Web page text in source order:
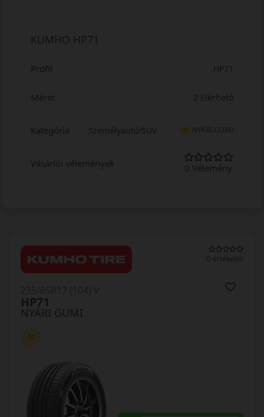
KUMHO HP71
Profil HP71
Méret 2 Elérhető
Kategória Személyautó/SUV NYÁRI GUMI
Vásárlói vélemények 0 Vélemény
0 értékelés
NYÁRI GUMI
HP71